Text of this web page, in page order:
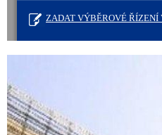
ZADAT VÝBĚROVÉ